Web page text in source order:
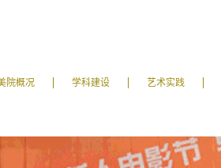
院概况 学科建设 艺术实践